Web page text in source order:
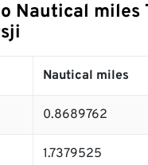
Nautical miles
Nautical miles
0.8689762
1.7379525